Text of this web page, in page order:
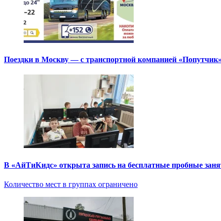
Поездки в Москву — с транспортной компанией «Попутчик»
В «АйТиКидс» открыта запись на бесплатные пробные
Количество мест в группах ограничено